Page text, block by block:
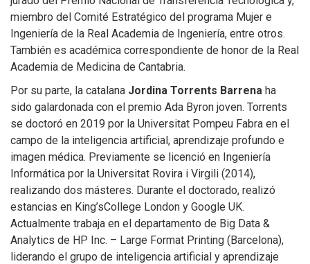
miembro del Comité Estratégico del programa Mujer e
Ingeniería de la Real Academia de Ingeniería, entre otros.
También es académica correspondiente de honor de la Real
Academia de Medicina de Cantabria.
Por su parte, la catalana Jordina Torrents Barrena ha
sido galardonada con el premio Ada Byron joven. Torrents
se doctoró en 2019 por la Universitat Pompeu Fabra en el
campo de la inteligencia artificial, aprendizaje profundo e
imagen médica. Previamente se licenció en Ingeniería
Informática por la Universitat Rovira i Virgili (2014),
realizando dos másteres. Durante el doctorado, realizó
estancias en King’sCollege London y Google UK.
Actualmente trabaja en el departamento de Big Data &
Analytics de HP Inc. – Large Format Printing (Barcelona),
liderando el grupo de inteligencia artificial y aprendizaje